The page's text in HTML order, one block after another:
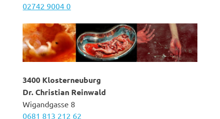
02742 9004 0
3400 Klosterneuburg
Dr. Christian Reinwald
Wigandgasse 8
0681 813 212 62